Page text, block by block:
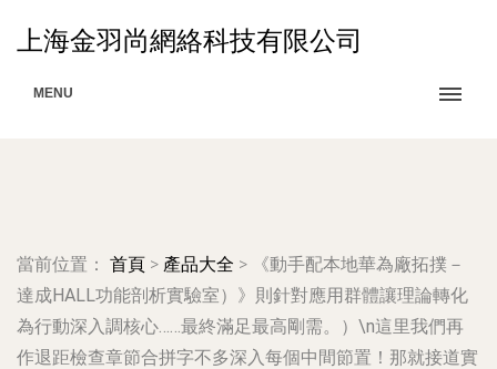
上海金羽尚網絡科技有限公司
MENU
當前位置： 首頁 > 產品大全 >
《動手配本地華為廠拓撲－
達成HALL功能剖析實驗室）》則針對應用群體讓理論轉化
為行動深入調核心……最終滿足最高剛需。）\n這里我們再
作退距檢查章節合拼字不多深入每個中間節置！那就接道實